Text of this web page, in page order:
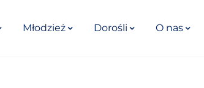
Młodzież Dorośli O nas